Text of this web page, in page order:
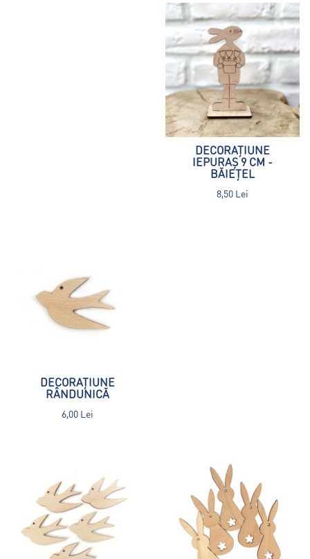
DECORAȚIUNE
IEPURAȘ 9 CM -
BĂIEȚEL
8,50 Lei
DECORAȚIUNE
RÂNDUNICĂ
6,00 Lei